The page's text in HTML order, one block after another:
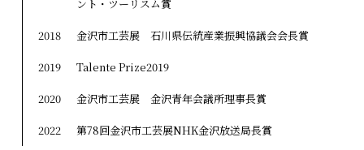
ント・ツーリスム賞
2018 金沢市工芸展 石川県伝統産業振興協議会会長賞
2019 Talente Prize2019
2020 金沢市工芸展 金沢青年会議所理事長賞
2022 第78回金沢市工芸展NHK金沢放送局長賞